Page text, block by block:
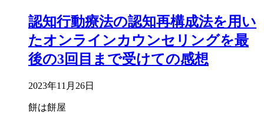
認知行動療法の認知再構成法を用い
たオンラインカウンセリングを最
後の3回目まで受けての感想
2023年11月26日
餅は餅屋